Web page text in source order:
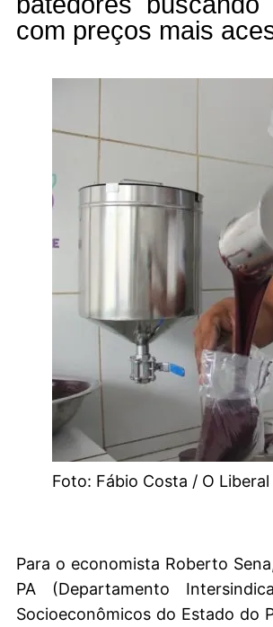
com preços mais
Foto: Fábio Costa / O Liberal
Para o economista Roberto
PA (Departamento
Socioeconômicos do Estado do